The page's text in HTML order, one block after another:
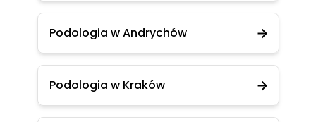
Podologia w Andrychów
Podologia w Kraków